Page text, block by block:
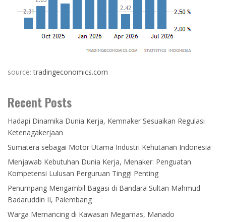
source:tradingeconomics.com
Recent Posts
Hadapi Dinamika Dunia Kerja, Kemnaker Sesuaikan Regulasi
Ketenagakerjaan
Sumatera sebagai Motor Utama Industri Kehutanan Indonesia
Menjawab Kebutuhan Dunia Kerja, Menaker: Penguatan
Kompetensi Lulusan Perguruan Tinggi Penting
Penumpang Mengambil Bagasi di Bandara Sultan Mahmud
Badaruddin II, Palembang
Warga Memancing di Kawasan Megamas, Manado